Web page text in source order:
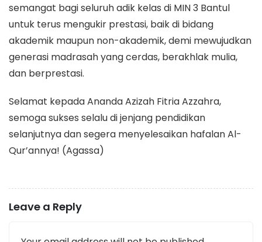
semangat bagi seluruh adik kelas di MIN 3 Bantul
untuk terus mengukir prestasi, baik di bidang
akademik maupun non-akademik, demi mewujudkan
generasi madrasah yang cerdas, berakhlak mulia,
dan berprestasi.
​Selamat kepada Ananda Azizah Fitria Azzahra,
semoga sukses selalu di jenjang pendidikan
selanjutnya dan segera menyelesaikan hafalan Al-
Qur’annya! (Agassa)
Leave a Reply